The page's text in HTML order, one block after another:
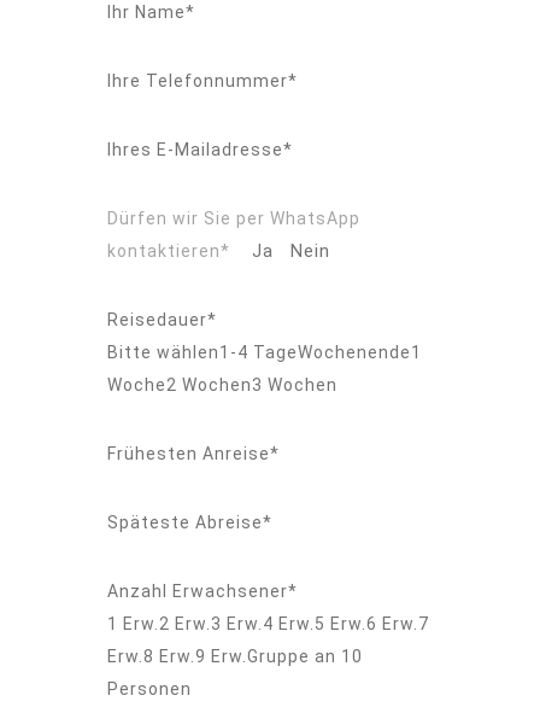
Ihr Name*
Ihre Telefonnummer*
Ihres E-Mailadresse*
Dürfen wir Sie per WhatsApp
kontaktieren*
Ja Nein
Reisedauer*
Bitte wählen1-4 TageWochenende1
Woche2 Wochen3 Wochen
Frühesten Anreise*
Späteste Abreise*
Anzahl Erwachsener*
1 Erw.2 Erw.3 Erw.4 Erw.5 Erw.6 Erw.7
Erw.8 Erw.9 Erw.Gruppe an 10
Personen